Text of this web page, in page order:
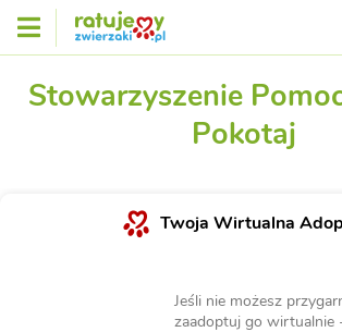
Stowarzyszenie
Pokotaj
Twoja Wirtualna
Jeśli nie możesz
zaadoptuj go wirtualnie